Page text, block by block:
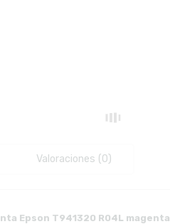
Valoraciones (0)
Epson T941320 R04L magenta